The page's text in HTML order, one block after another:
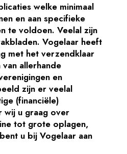
welke minimaal
en aan specifieke
te voldoen. Veelal zijn
Vogelaar heeft
met het verzendklaar
allerhande
en
zijn er veelal
(financiële)
wij u graag over
tot grote oplagen,
u bij Vogelaar aan